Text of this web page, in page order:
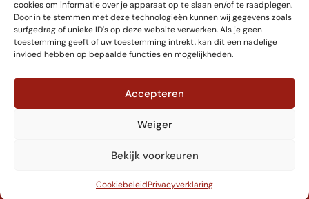
cookies om informatie over je apparaat op te slaan en/of te raadplegen.
Door in te stemmen met deze technologieën kunnen wij gegevens zoals
surfgedrag of unieke ID's op deze website verwerken. Als je geen
toestemming geeft of uw toestemming intrekt, kan dit een nadelige
invloed hebben op bepaalde functies en mogelijkheden.
Accepteren
Weiger
Bekijk voorkeuren
CookiebeleidPrivacyverklaring
© Fellows Advocaten 2024